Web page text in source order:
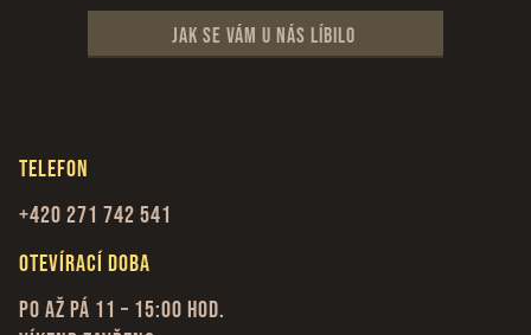
Jak se vám u nás líbilo
Telefon
+420 271 742 541
Otevírací doba
Po až Pá 11 – 15:00 hod.